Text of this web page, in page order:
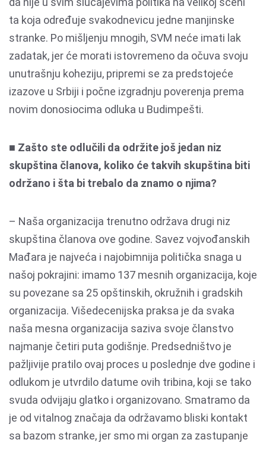
ta koja određuje svakodnevicu jedne manjinske
stranke. Po mišljenju mnogih, SVM neće imati lak
zadatak, jer će morati istovremeno da očuva svoju
unutrašnju koheziju, pripremi se za predstojeće
izazove u Srbiji i počne izgradnju poverenja prema
novim donosiocima odluka u Budimpešti.
■ Zašto ste odlučili da održite još jedan niz
skupština članova, koliko će takvih skupština biti
održano i šta bi trebalo da znamo o njima?
– Naša organizacija trenutno održava drugi niz
skupština članova ove godine. Savez vojvođanskih
Mađara je najveća i najobimnija politička snaga u
našoj pokrajini: imamo 137 mesnih organizacija, koje
su povezane sa 25 opštinskih, okružnih i gradskih
organizacija. Višedecenijska praksa je da svaka
naša mesna organizacija saziva svoje članstvo
najmanje četiri puta godišnje. Predsedništvo je
pažljivije pratilo ovaj proces u poslednje dve godine i
odlukom je utvrdilo datume ovih tribina, koji se tako
svuda odvijaju glatko i organizovano. Smatramo da
je od vitalnog značaja da održavamo bliski kontakt
sa bazom stranke, jer smo mi organ za zastupanje